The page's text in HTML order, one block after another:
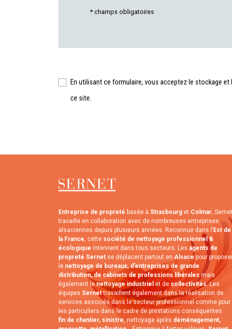
* champs obligatoires
En utilisant ce formulaire, vous acceptez le stockage
ce site.
Entreprise de propreté basée à Strasbourg et Colmar , Sernet
travaille en collaboration avec de nombreuses entreprises
alsaciennes depuis plusieurs années. Reconnue dans l’Est de
la France , cette société de nettoyage professionnel &
écologique intervient dans tous secteurs. Les agents de
propreté Sernet se déplacent partout en Alsace pour
le nettoyage de bureaux, d’entreprises de grande
distribution, de cabinets de professions libéralesmais
également lenettoyage industriel et de collectivités. Les
équipes Sernettravaillent également dans la réalisation de
services associés dans le secteur professionnel comme pour
les particuliers dans le cadre de prestations conséquentes :
fin de chantier, sinistre , nettoyage après déménagement,